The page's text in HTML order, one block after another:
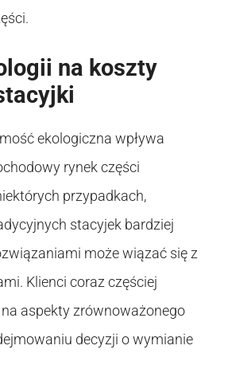
na koszty
ekologiczna wpływa
rynek części
przypadkach,
stacyjek bardziej
może wiązać się z
Klienci coraz częściej
aspekty zrównoważonego
decyzji o wymianie